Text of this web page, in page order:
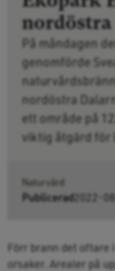
På måndagen
genomförde
nordöstra
ett område på
viktig åtgärd för
Naturvård
Publicerad2022-
Förr brann det oftare
orsaker. Arealer på